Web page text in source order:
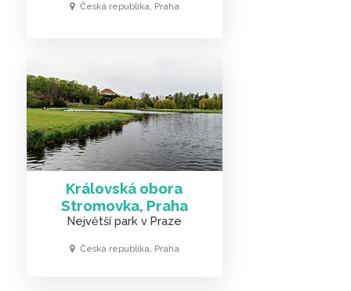
Česká republika, Praha
Královská obora
Stromovka, Praha
Největší park v Praze
Česká republika, Praha